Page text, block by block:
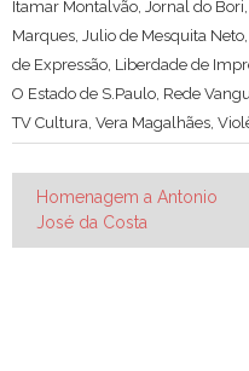
Itamar Montalvão, Jornal do Bori,
Marques, Julio de Mesquita Neto,
de Expressão, Liberdade de
O Estado de S.Paulo, Rede
TV Cultura, Vera Magalhães,
Navegação
de
Homenagem a Antonio
José da Costa